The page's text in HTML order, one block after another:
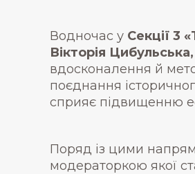
Водночас у Секції 3
Вікторія Цибульська,
вдосконалення й
поєднання
сприяє підвищенню
Поряд із цими
модераторкою якої